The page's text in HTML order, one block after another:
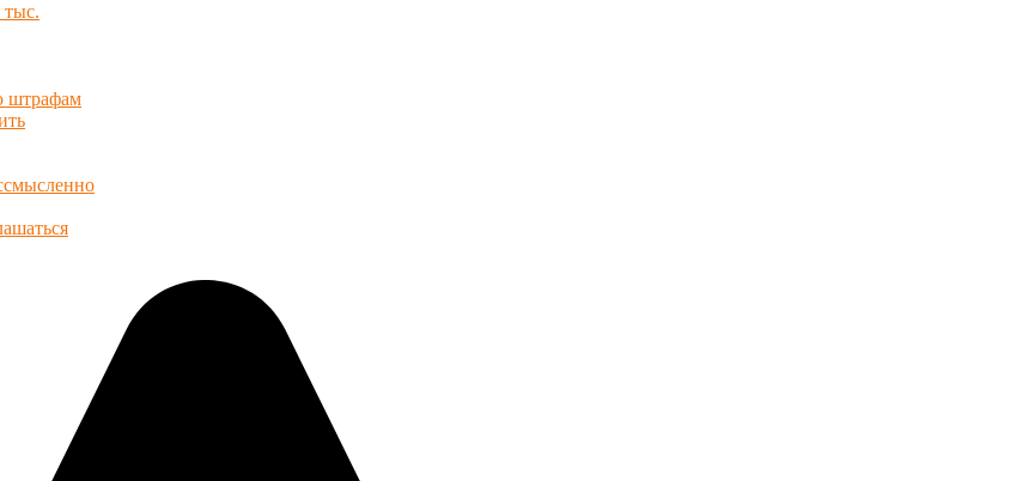
тыс.
штрафам